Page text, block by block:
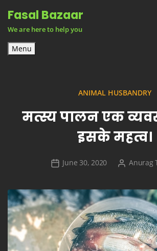
content
Fasal Bazaar
We are here to help you
Menu
ANIMAL HUSBANDRY
मत्स्य पालन एक
इसके महत्व।
June 30, 2020 Anurag